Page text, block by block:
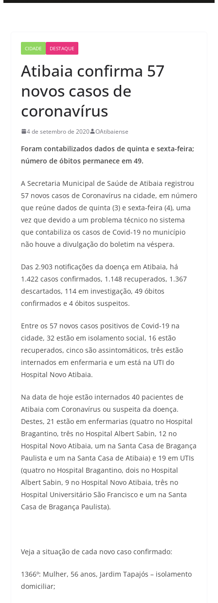
CIDADE DESTAQUE
Atibaia confirma 57
novos casos de
coronavírus
4 de setembro de 2020 OAtibaiense
Foram contabilizados dados de quinta e sexta-feira;
número de óbitos permanece em 49.
A Secretaria Municipal de Saúde de Atibaia registrou
57 novos casos de Coronavírus na cidade, em número
que reúne dados de quinta (3) e sexta-feira (4), uma
vez que devido a um problema técnico no sistema
que contabiliza os casos de Covid-19 no município
não houve a divulgação do boletim na véspera.
Das 2.903 notificações da doença em Atibaia, há
1.422 casos confirmados, 1.148 recuperados, 1.367
descartados, 114 em investigação, 49 óbitos
confirmados e 4 óbitos suspeitos.
Entre os 57 novos casos positivos de Covid-19 na
cidade, 32 estão em isolamento social, 16 estão
recuperados, cinco são assintomáticos, três estão
internados em enfermaria e um está na UTI do
Hospital Novo Atibaia.
Na data de hoje estão internados 40 pacientes de
Atibaia com Coronavírus ou suspeita da doença.
Destes, 21 estão em enfermarias (quatro no Hospital
Bragantino, três no Hospital Albert Sabin, 12 no
Hospital Novo Atibaia, um na Santa Casa de Bragança
Paulista e um na Santa Casa de Atibaia) e 19 em UTIs
(quatro no Hospital Bragantino, dois no Hospital
Albert Sabin, 9 no Hospital Novo Atibaia, três no
Hospital Universitário São Francisco e um na Santa
Casa de Bragança Paulista).
Veja a situação de cada novo caso confirmado:
1366º: Mulher, 56 anos, Jardim Tapajós – isolamento
domiciliar;